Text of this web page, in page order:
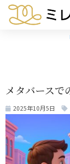
メタバースで
2025年10月5日